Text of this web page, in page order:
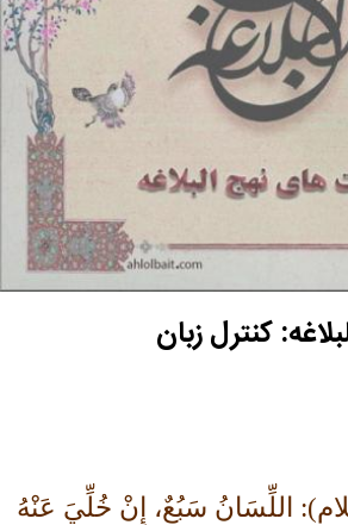
اللِّسَانُ سَبُعٌ، إِنْ خُلِّيَ عَنْهُ